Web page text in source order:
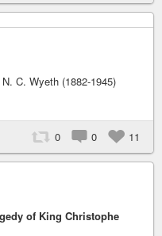
C. Wyeth (1882-1945)
0 0 11
of King Christophe